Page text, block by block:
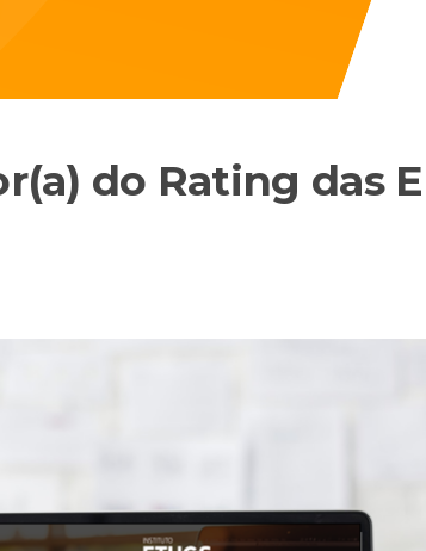
do Rating das